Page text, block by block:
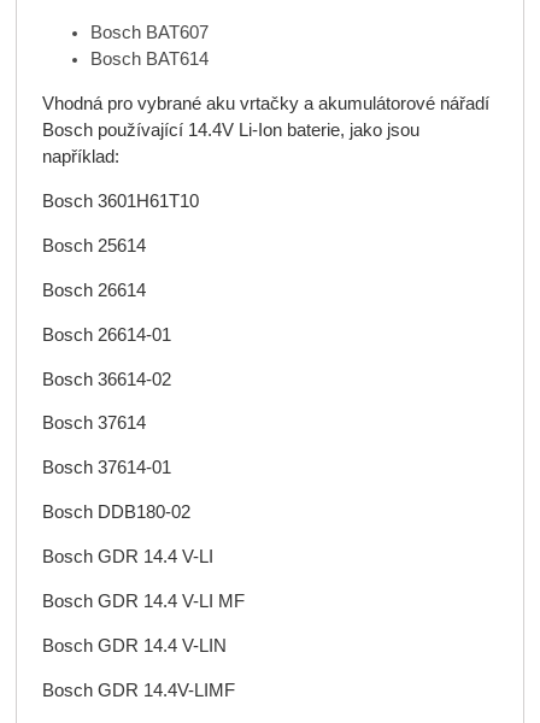
Bosch BAT607
Bosch BAT614
Vhodná pro vybrané aku vrtačky a akumulátorové nářadí
Bosch používající 14.4V Li-Ion baterie, jako jsou
například:
Bosch 3601H61T10
Bosch 25614
Bosch 26614
Bosch 26614-01
Bosch 36614-02
Bosch 37614
Bosch 37614-01
Bosch DDB180-02
Bosch GDR 14.4 V-LI
Bosch GDR 14.4 V-LI MF
Bosch GDR 14.4 V-LIN
Bosch GDR 14.4V-LIMF